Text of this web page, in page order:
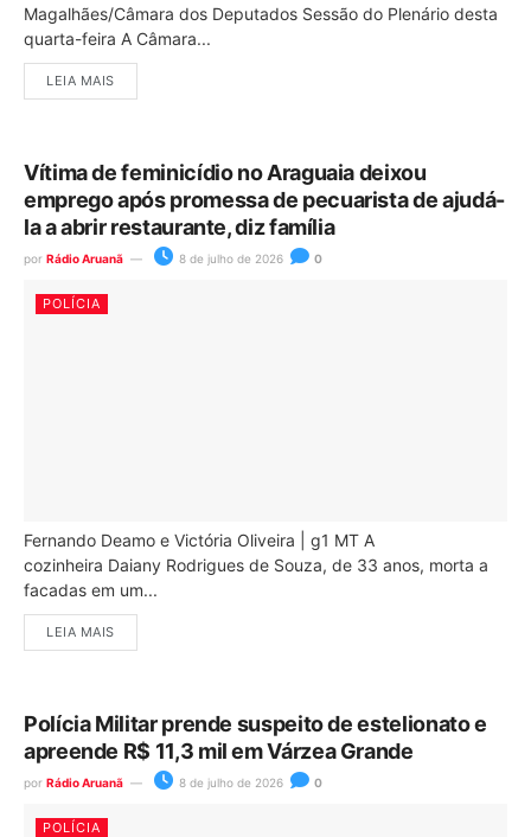
Magalhães/Câmara dos Deputados Sessão do Plenário desta
quarta-feira A Câmara...
LEIA MAIS
Vítima de feminicídio no Araguaia deixou
emprego após promessa de pecuarista de ajudá-
la a abrir restaurante, diz família
por Rádio Aruanã 8 de julho de 2026 0
POLÍCIA
Fernando Deamo e Victória Oliveira | g1 MT A
cozinheira Daiany Rodrigues de Souza, de 33 anos, morta a
facadas em um...
LEIA MAIS
Polícia Militar prende suspeito de estelionato e
apreende R$ 11,3 mil em Várzea Grande
por Rádio Aruanã 8 de julho de 2026 0
POLÍCIA